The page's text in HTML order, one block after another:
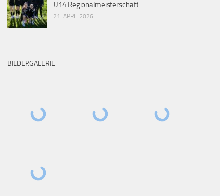
U14 Regionalmeisterschaft
21. APRIL 2026
BILDERGALERIE